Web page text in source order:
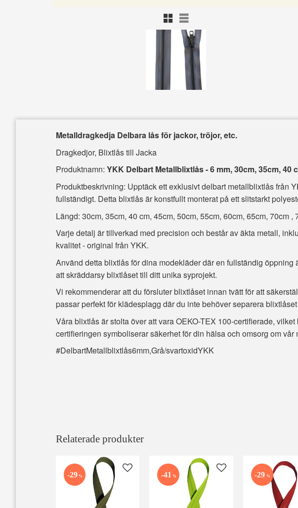
Rutnätsvy
Listvy
Metalldragkedja Delbara lås för jackor, tröjor, etc.
Dragkedjor, Blixtlås till Jacka
Produktnamn: YKK Delbart Metallblixtlås - 6 mm, 30cm, 35cm, 40
Produktbeskrivning: Upptäck ett exklusivt delbart metallblixtlås från
fullständigt. Detta blixtlås är konstfullt monterat på ett slitstarkt
Längd: 30cm, 35cm, 40 cm, 45cm, 50cm, 55cm, 60cm, 65cm, 70cm ,
Varje detalj är tillverkad med precision och består av äkta metall,
kvalitet - original från YKK.
Använd detta blixtlås för dina modekläder där en fullständig
att skräddarsy blixtlåset till ditt unika syprojekt.
Vi rekommenderar att du försluter blixtlåset innan tvätt för att
passar perfekt för klädesplagg där du inte behöver separera
Våra blixtlås är stolta över att vara OEKO-TEX 100-certifierade,
certifieringen symboliserar säkerhet för din hälsa och omsorg om vår
#DelbartMetallblixtlås6mm,Grå/svartoxidYKK
Relaterade produkter
29 % Lägg till i favoriter
41 % Lägg till i favoriter
29 %